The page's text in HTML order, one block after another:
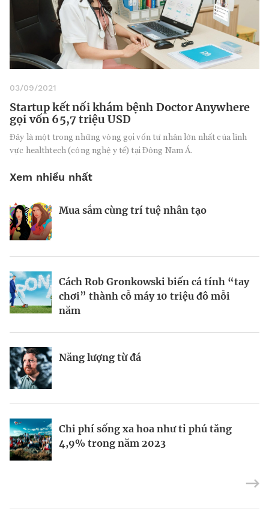
03/09/2021
Startup kết nối khám bệnh Doctor Anywhere
gọi vốn 65,7 triệu USD
Đây là một trong những vòng gọi vốn tư nhân lớn nhất của lĩnh
vực healthtech (công nghệ y tế) tại Đông Nam Á.
Xem nhiều nhất
Mua sắm cùng trí tuệ nhân tạo
Cách Rob Gronkowski biến cá tính “tay
chơi” thành cỗ máy 10 triệu đô mỗi
năm
Năng lượng từ đá
Chi phí sống xa hoa như tỉ phú tăng
4,9% trong năm 2023
Nhà sáng lập 25 tuổi và tham vọng lật
Thợ săn khoản vay
Nếu biết tận dụng, AI sẽ giúp điều hành
công ty tốt hơn
Định vị doanh nghiệp Việt trên bản đồ
kinh tế toàn cầu
Kiểm soát bất ổn và bảo vệ sức khỏe
BRANDCONNECT | Brand Contributor
Champagne hàng đầu cho chất riêng
mùa lễ hội
Kết nối liên vùng: Đòn bẩy chiến lược
Mukesh Ambani sắp chuyển giao quyền
điều hành Reliance Industries cho các